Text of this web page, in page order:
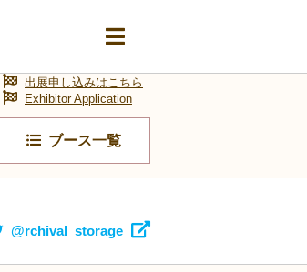
ブース一覧
出展申し込みはこちら
Exhibitor Application
@rchival_storage